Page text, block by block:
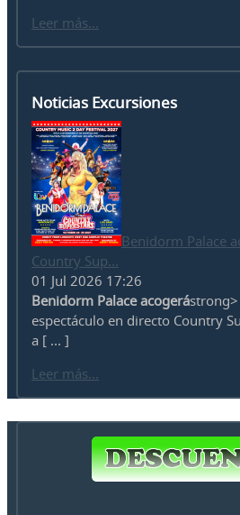
Leer más...
Noticias Excursiones
Benidorm Palace
Country Sup...
01 Jul 2026 17:26
Benidorm Palace acogerá
espectáculo en directo Country
a [ ... ]
Leer más...